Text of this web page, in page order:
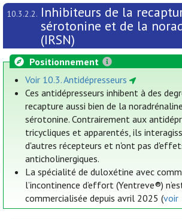
10.3.2.2. Inhibiteurs de la
sérotonine et de la
(IRSN)
Positionnement
Voir 10.3. Antidépresseurs
Ces antidépresseurs inhibent à des
recapture aussi bien de la
sérotonine. Contrairement aux
tricycliques et apparentés, ils
d'autres récepteurs et n'ont pas
anticholinergiques.
La spécialité de duloxétine avec
l’incontinence d’effort (Yentreve®)
commercialisée depuis avril 2025 (voir